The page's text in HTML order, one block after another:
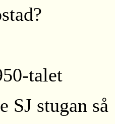
talet
SJ stugan så